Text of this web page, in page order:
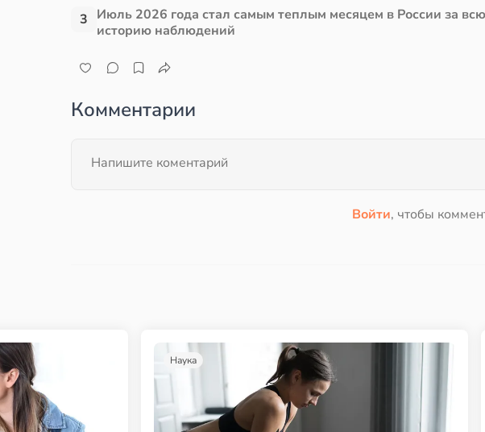
3 Июль 2026 года стал самым теплым месяцем в России за всю
историю наблюдений
Комментарии
Войти, чтобы
Наука